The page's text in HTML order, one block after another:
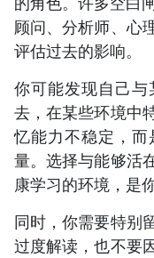
顾问、分析师、心
评估过去的影响。
你可能发现自己
去，在某些环境中
忆能力不稳定，
量。选择与能够活
康学习的环境，是
同时，你需要特别
过度解读，也不要